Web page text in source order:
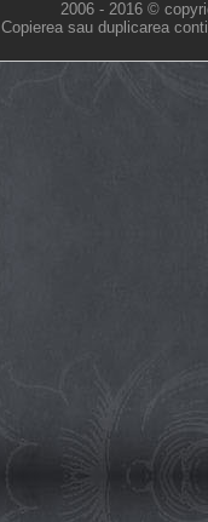
2006 - 2016 ©
Copierea sau duplicarea